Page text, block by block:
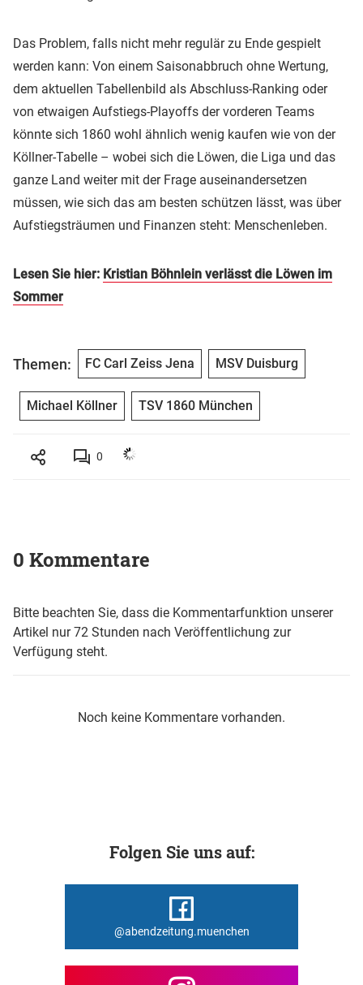
Das Problem, falls nicht mehr regulär zu Ende gespielt
werden kann: Von einem Saisonabbruch ohne Wertung,
dem aktuellen Tabellenbild als Abschluss-Ranking oder
von etwaigen Aufstiegs-Playoffs der vorderen Teams
könnte sich 1860 wohl ähnlich wenig kaufen wie von der
Köllner-Tabelle – wobei sich die Löwen, die Liga und das
ganze Land weiter mit der Frage auseinandersetzen
müssen, wie sich das am besten schützen lässt, was über
Aufstiegsträumen und Finanzen steht: Menschenleben.
Lesen Sie hier: Kristian Böhnlein verlässt die Löwen im
Sommer
Themen: FC Carl Zeiss Jena MSV Duisburg
Michael Köllner TSV 1860 München
0
0 Kommentare
Bitte beachten Sie, dass die Kommentarfunktion unserer
Artikel nur 72 Stunden nach Veröffentlichung zur
Verfügung steht.
Noch keine Kommentare vorhanden.
Folgen Sie uns auf:
@abendzeitung.muenchen